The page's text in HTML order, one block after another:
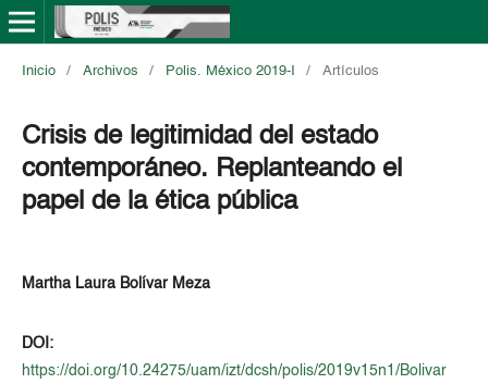
Inicio / Archivos / Polis. México 2019-I / Artículos
Crisis de legitimidad del estado
contemporáneo. Replanteando el
papel de la ética pública
Martha Laura Bolívar Meza
DOI:
https://doi.org/10.24275/uam/izt/dcsh/polis/2019v15n1/Bolivar